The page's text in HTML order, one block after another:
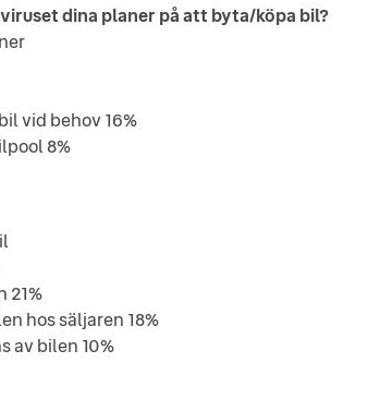
dina planer på att byta/köpa bil?
vid behov 16%
8%
21%
hos säljaren 18%
av bilen 10%